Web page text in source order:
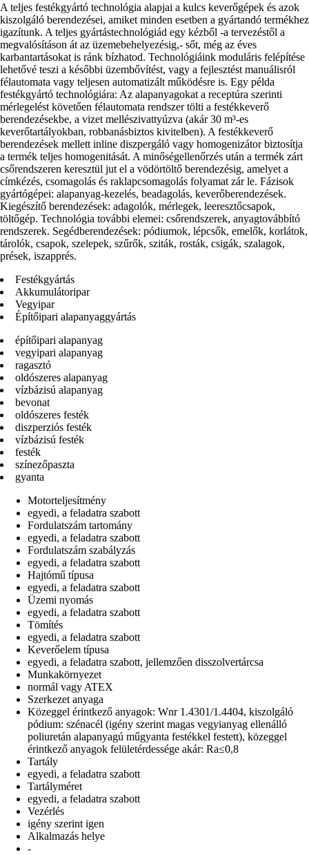
A teljes festékgyártó technológia alapjai a kulcs keverőgépek és azok
kiszolgáló berendezései, amiket minden esetben a gyártandó termékhez
igazítunk. A teljes gyártástechnológiád egy kézből -a tervezéstől a
megvalósításon át az üzemebehelyezésig,- sőt, még az éves
karbantartásokat is ránk bízhatod. Technológiáink moduláris felépítése
lehetővé teszi a későbbi üzembővítést, vagy a fejlesztést manuálisról
félautomata vagy teljesen automatizált működésre is. Egy példa
festékgyártó technológiára: Az alapanyagokat a receptúra szerinti
mérlegelést követően félautomata rendszer tölti a festékkeverő
berendezésekbe, a vizet mellészivattyúzva (akár 30 m³-es
keverőtartályokban, robbanásbiztos kivitelben). A festékkeverő
berendezések mellett inline diszpergáló vagy homogenizátor biztosítja
a termék teljes homogenitását. A minőségellenőrzés után a termék zárt
csőrendszeren keresztül jut el a vödörtöltő berendezésig, amelyet a
címkézés, csomagolás és raklapcsomagolás folyamat zár le. Fázisok
gyártógépei: alapanyag-kezelés, beadagolás, keverőberendezések.
Kiegészítő berendezések: adagolók, mérlegek, leeresztőcsapok,
töltőgép. Technológia további elemei: csőrendszerek, anyagtovábbító
rendszerek. Segédberendezések: pódiumok, lépcsők, emelők, korlátok,
tárolók, csapok, szelepek, szűrők, sziták, rosták, csigák, szalagok,
prések, iszapprés.
Festékgyártás
Akkumulátoripar
Vegyipar
Építőipari alapanyaggyártás
építőipari alapanyag
vegyipari alapanyag
ragasztó
oldószeres alapanyag
vízbázisú alapanyag
bevonat
oldószeres festék
diszperziós festék
vízbázisú festék
festék
színezőpaszta
gyanta
Motorteljesítmény
egyedi, a feladatra szabott
Fordulatszám tartomány
egyedi, a feladatra szabott
Fordulatszám szabályzás
egyedi, a feladatra szabott
Hajtómű típusa
egyedi, a feladatra szabott
Üzemi nyomás
egyedi, a feladatra szabott
Tömítés
egyedi, a feladatra szabott
Keverőelem típusa
egyedi, a feladatra szabott, jellemzően disszolvertárcsa
Munkakörnyezet
normál vagy ATEX
Szerkezet anyaga
Közeggel érintkező anyagok: Wnr 1.4301/1.4404, kiszolgáló
pódium: szénacél (igény szerint magas vegyianyag ellenálló
poliuretán alapanyagú műgyanta festékkel festett), közeggel
érintkező anyagok felületérdessége akár: Ra≤0,8
Tartály
egyedi, a feladatra szabott
Tartályméret
egyedi, a feladatra szabott
Vezérlés
igény szerint igen
Alkalmazás helye
-